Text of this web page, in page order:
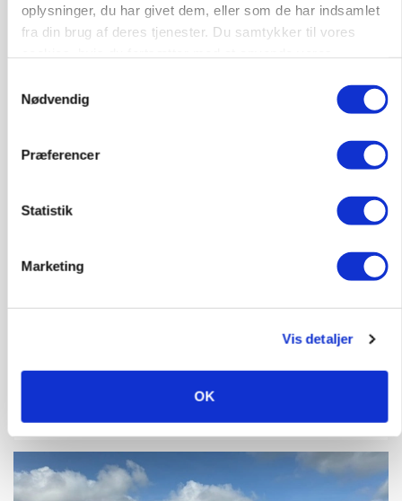
oplysninger, du har givet dem, eller som de har indsamlet
fra din brug af deres tjenester. Du samtykker til vores
Nødvendig
Præferencer
Statistik
Marketing
Vis detaljer
OK
Annonce
POLITIK
kan den ændre din bedrift fra 2027
Snart kan man søge tilskud til naturprojekter